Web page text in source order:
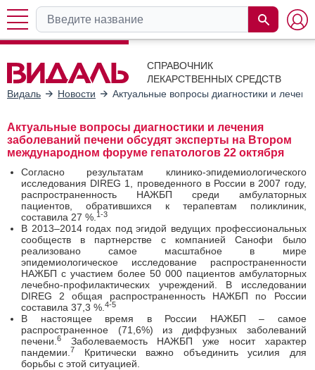
СПРАВОЧНИК
ЛЕКАРСТВЕННЫХ СРЕДСТВ
Видаль
Новости Актуальные вопросы диагностики и
Актуальные вопросы диагностики и лечения
заболеваний печени обсудят эксперты на Втором
международном форуме гепатологов 22 октября
Согласно результатам клинико-эпидемиологического
исследования DIREG 1, проведенного в России в 2007 году,
распространенность НАЖБП среди амбулаторных
пациентов, обратившихся к терапевтам поликлиник,
составила 27 %. 1-3
В 2013–2014 годах под эгидой ведущих профессиональных
сообществ в партнерстве с компанией Санофи было
реализовано самое масштабное в мире
эпидемиологическое исследование распространенности
НАЖБП с участием более 50 000 пациентов амбулаторных
лечебно-профилактических учреждений. В исследовании
DIREG 2 общая распространенность НАЖБП по России
составила 37,3 %. 4-5
В настоящее время в России НАЖБП – самое
распространенное (71,6%) из диффузных заболеваний
печени. 6
Заболеваемость НАЖБП уже носит характер
пандемии. 7
Критически важно объединить усилия для
борьбы с этой ситуацией.